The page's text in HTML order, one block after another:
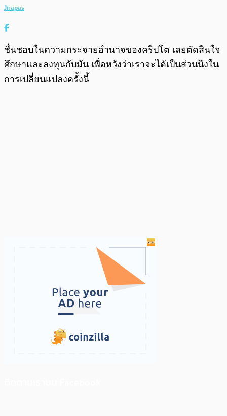
Jirapas
ชื่นชอบในความกระจายอำนาจของคริปโต เลยตัดสินใจ
ศึกษาและลงทุนกับมัน เพื่อหวังว่าเราจะได้เป็นส่วนนึงใน
การเปลี่ยนแปลงครั้งนี้